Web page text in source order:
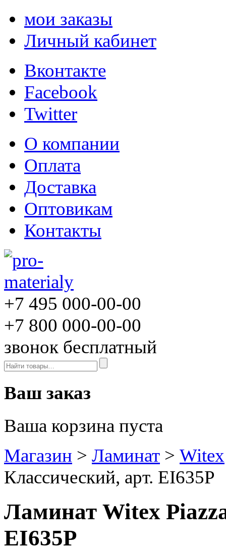
мои заказы
Личный кабинет
Вконтакте
Facebook
Twitter
О компании
Оплата
Доставка
Оптовикам
Контакты
+7 495 000-00-00
+7 800 000-00-00
звонок бесплатный
Ваш заказ
Ваша корзина пуста
Магазин > Ламинат > Witex
Классический, арт. EI635P
Ламинат Witex
EI635P